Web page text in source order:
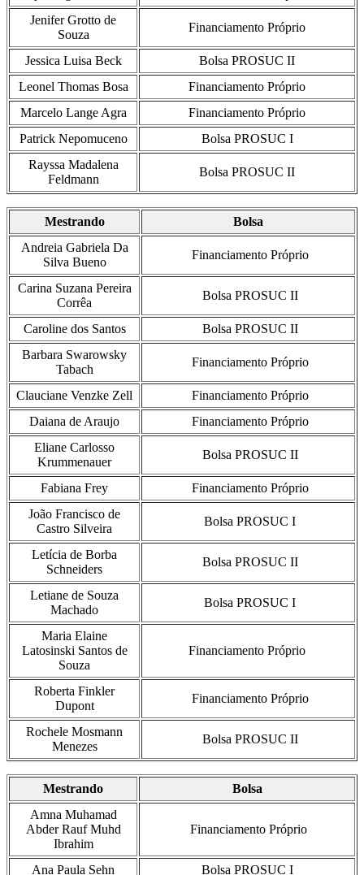
Jenifer Grotto de
Souza
Financiamento Próprio
Jessica Luisa Beck
Bolsa PROSUC II
Leonel Thomas Bosa
Financiamento Próprio
Marcelo Lange Agra
Financiamento Próprio
Patrick Nepomuceno
Bolsa PROSUC I
Rayssa Madalena
Feldmann
Bolsa PROSUC II
Mestrando
Bolsa
Andreia Gabriela Da
Silva Bueno
Financiamento Próprio
Carina Suzana Pereira
Corrêa
Bolsa PROSUC II
Caroline dos Santos
Bolsa PROSUC II
Barbara Swarowsky
Tabach
Financiamento Próprio
Clauciane Venzke Zell
Financiamento Próprio
Daiana de Araujo
Financiamento Próprio
Eliane Carlosso
Krummenauer
Bolsa PROSUC II
Fabiana Frey
Financiamento Próprio
João Francisco de
Castro Silveira
Bolsa PROSUC I
Letícia de Borba
Schneiders
Bolsa PROSUC II
Letiane de Souza
Machado
Bolsa PROSUC I
Maria Elaine
Latosinski Santos de
Souza
Financiamento Próprio
Roberta Finkler
Dupont
Financiamento Próprio
Rochele Mosmann
Menezes
Bolsa PROSUC II
Mestrando
Bolsa
Amna Muhamad
Abder Rauf Muhd
Ibrahim
Financiamento Próprio
Ana Paula Sehn
Bolsa PROSUC I